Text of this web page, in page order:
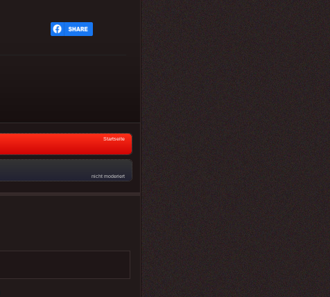
Startseite
nicht moderiert